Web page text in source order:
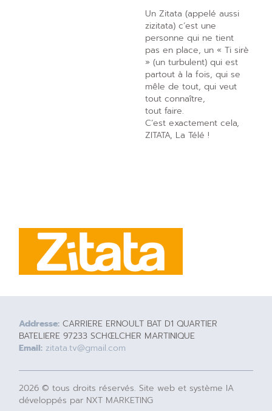
Un Zitata (appelé aussi
zizitata) c’est une
personne qui ne tient
pas en place, un « Ti sirè
» (un turbulent) qui est
partout à la fois, qui se
mêle de tout, qui veut
tout connaître,
tout faire.
C’est exactement cela,
ZITATA, La Télé !
Addresse: CARRIERE ERNOULT BAT D1 QUARTIER
BATELIERE 97233 SCHŒLCHER MARTINIQUE
Email: zitata.tv@gmail.com
2026 © tous droits réservés. Site web et système IA
développés par NXT MARKETING